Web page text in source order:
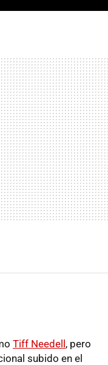
Tiff Needell , pero
subido en el